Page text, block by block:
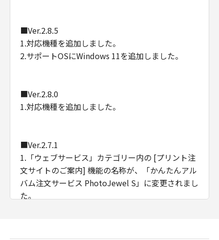
■Ver.2.8.5
1.対応機種を追加しました。
2.サポートOSにWindows 11を追加しました。
■Ver.2.8.0
1.対応機種を追加しました。
■Ver.2.7.1
1.「ウェブサービス」カテゴリー内の [プリント注
文サイトのご案内] 機能の名称が、「かんたんアル
バム注文サービス PhotoJewel S」に変更されまし
た。